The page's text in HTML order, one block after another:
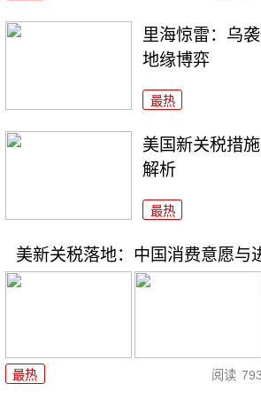
里海惊雷：乌
地缘博弈
最热
美国新关税措
解析
最热
美新关税落地：中国消费意愿与
最热 阅读